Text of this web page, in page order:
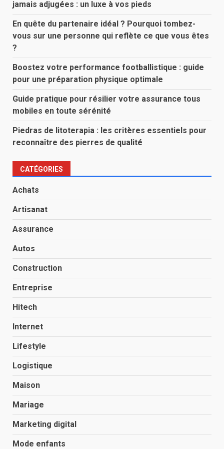
jamais adjugées : un luxe à vos pieds
En quête du partenaire idéal ? Pourquoi tombez-
vous sur une personne qui reflète ce que vous êtes
?
Boostez votre performance footballistique : guide
pour une préparation physique optimale
Guide pratique pour résilier votre assurance tous
mobiles en toute sérénité
Piedras de litoterapia : les critères essentiels pour
reconnaître des pierres de qualité
CATÉGORIES
Achats
Artisanat
Assurance
Autos
Construction
Entreprise
Hitech
Internet
Lifestyle
Logistique
Maison
Mariage
Marketing digital
Mode enfants